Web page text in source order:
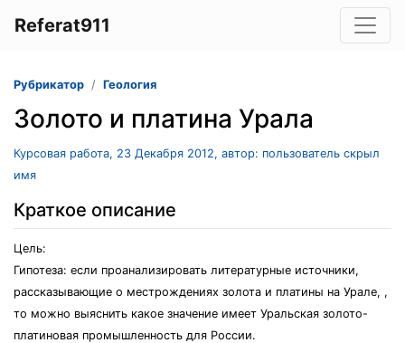
Referat911
Рубрикатор Геология
Золото и платина Урала
Курсовая работа, 23 Декабря 2012, автор: пользователь скрыл
имя
Краткое описание
Цель:
Гипотеза: если проанализировать литературные источники,
рассказывающие о местрождениях золота и платины на Урале, ,
то можно выяснить какое значение имеет Уральская золото-
платиновая промышленность для России.